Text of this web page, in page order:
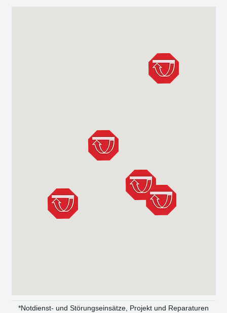
*Not­dienst- und Stö­rungs­ein­sät­ze, Pro­jekt und Repa­ra­tu­ren